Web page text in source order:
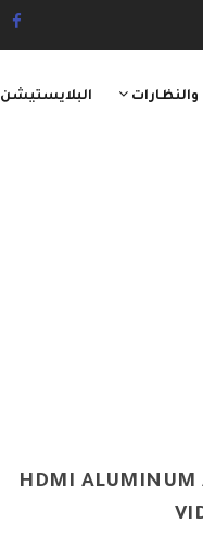
البلايستيشن
HDMI ALUMINUM